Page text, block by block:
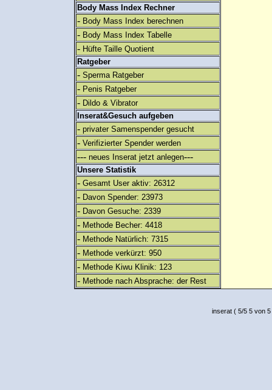
Body Mass Index Rechner
- Body Mass Index berechnen
- Body Mass Index Tabelle
- Hüfte Taille Quotient
Ratgeber
- Sperma Ratgeber
- Penis Ratgeber
- Dildo & Vibrator
Inserat&Gesuch aufgeben
- privater Samenspender gesucht
- Verifizierter Spender werden
--- neues Inserat jetzt anlegen---
Unsere Statistik
- Gesamt User aktiv: 26312
- Davon Spender: 23973
- Davon Gesuche: 2339
- Methode Becher: 4418
- Methode Natürlich: 7315
- Methode verkürzt: 950
- Methode Kiwu Klinik: 123
- Methode nach Absprache: der Rest
inserat( 5/5 5 von 5